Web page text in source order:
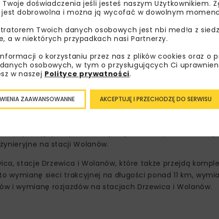
Radzice. Celem inwestycji jest polepszenie paramentów
poruszających się po niej pociągów. Ma to być
tzw. opcji (33 mln zł), której uruchomienie jest zależne
torowego, peronowego, energetyki i obiektów
i kompleksową rewitalizację toru nr 2 na odcinku
inżynieryjnymi, peronami, przejazdami, wymianą trakcji
na stacji Wolanów.
stacje Drzewica i Wolanów, które także przejdą
sieci trakcyjnej na długości ponad 11 km,
i wymianę rozjazdów na stacjach Drzewica i Wolanów.
doświadczenia jeśli jesteś naszym Użytkownikiem.
dobrowolna i można ją wycofać w dowolnym
Twoich danych osobowych jest nbi med!a z
a w niektórych przypadkach nasi Partnerzy.
o korzystaniu przez nas z plików cookies oraz o
osobowych, w tym o przysługujących Ci
w naszej Polityce prywatności.
AKCEPTUJĘ I PRZECHODZĘ DO SERWISU
ZAAWANSOWANNE